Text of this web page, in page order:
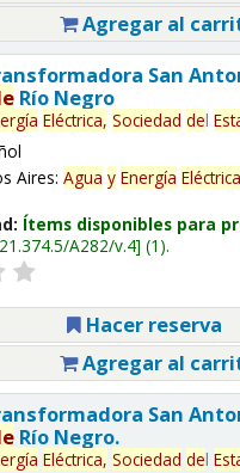
Agregar al
San
Río Negro
Eléctrica, Sociedad del
Aires: Agua y Energía
Ítems disponibles para
A282/v.4 (1).
Hacer reserva
Agregar al
San
Río Negro.
Eléctrica, Sociedad del